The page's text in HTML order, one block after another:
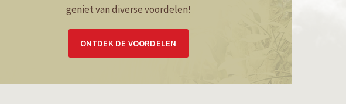
geniet van diverse voordelen!
ONTDEK DE VOORDELEN